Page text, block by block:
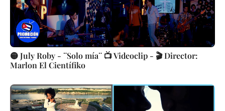
🟡 July Roby - ¨Solo mía¨ 📺 Videoclip - 🎬 Director:
Marlon El Científiko